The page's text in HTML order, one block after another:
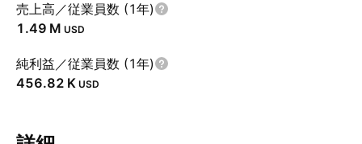
売上高／従業員数 (1年)
‪1.49 M‬ USD
純利益／従業員数 (1年)
‪456.82 K‬ USD